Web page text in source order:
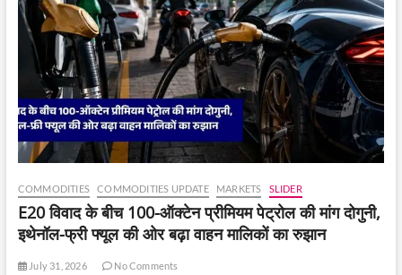
COMMODITIES COMMODITIES UPDATE MARKETS SLIDER
E20 विवाद के बीच 100-ऑक्टेन प्रीमियम पेट्रोल की मांग दोगुनी,
इथेनॉल-फ्री फ्यूल की ओर बढ़ा वाहन मालिकों का रुझान
July 31, 2026 No Comments